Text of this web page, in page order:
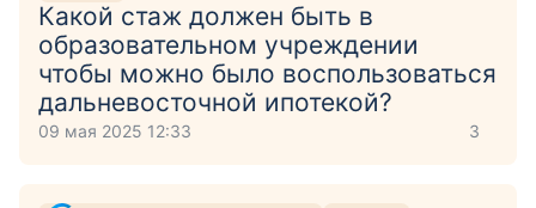
Какой стаж должен быть в
образовательном учреждении
чтобы можно было воспользоваться
дальневосточной ипотекой?
09 мая 2025 12:33 3